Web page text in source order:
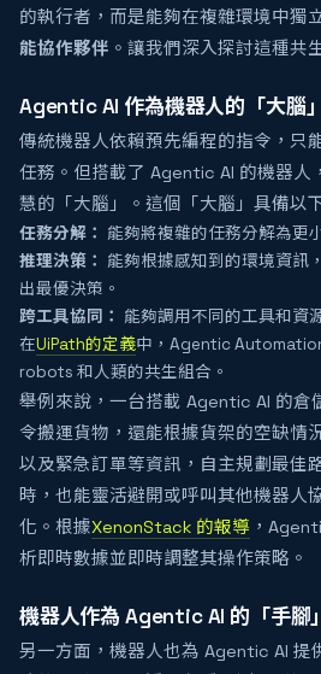
的執行者，而是能夠在複雜環境中獨
能協作夥伴 。讓我們深入探討這種共
Agentic AI 作為機器人的「大腦」
傳統機器人依賴預先編程的指令，只
任務。但搭載了 Agentic AI 的機器人
慧的「大腦」。這個「大腦」具備以
任務分解： 能夠將複雜的任務分解為更
推理決策： 能夠根據感知到的環境資訊
出最優決策。
跨工具協同： 能夠調用不同的工具和資
在UiPath的定義中，Agentic
robots 和人類的共生組合。
舉例來說，一台搭載 Agentic AI 的倉
令搬運貨物，還能根據貨架的空缺情
以及緊急訂單等資訊，自主規劃最佳
時，也能靈活避開或呼叫其他機器人
化。根據XenonStack 的報導 ，
析即時數據並即時調整其操作策略。
機器人作為 Agentic AI 的「手腳」
另一方面，機器人也為 Agentic AI 提